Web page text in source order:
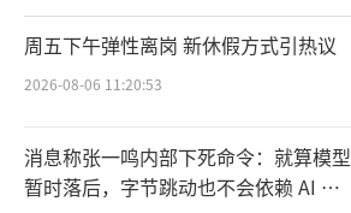
周五下午弹性离岗 新休假方式引热议
2026-08-06 11:20:53
消息称张一鸣内部下死命令：就算模型
暂时落后，字节跳动也不会依赖 AI 蒸